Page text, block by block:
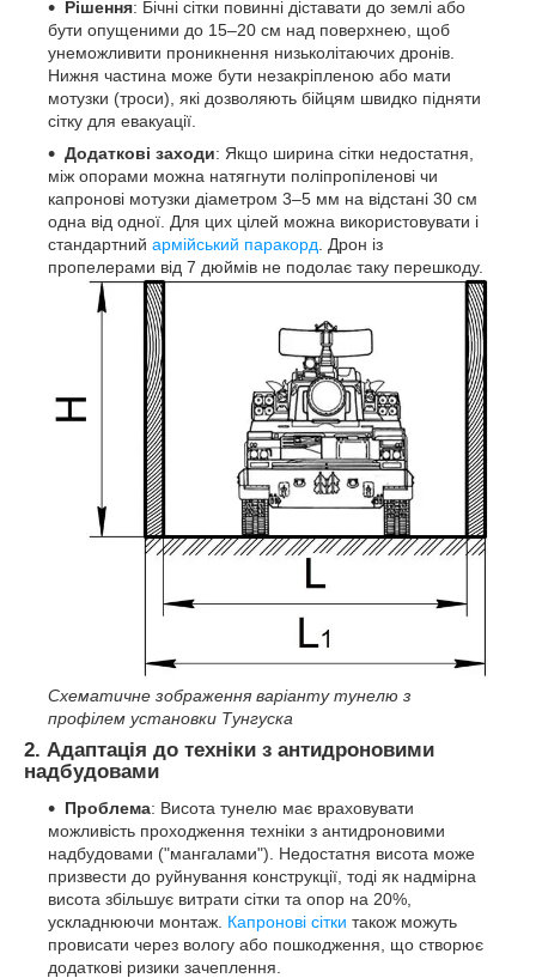
Рішення: Бічні сітки повинні діставати до землі або
бути опущеними до 15–20 см над поверхнею, щоб
унеможливити проникнення низьколітаючих дронів.
Нижня частина може бути незакріпленою або мати
мотузки (троси), які дозволяють бійцям швидко підняти
сітку для евакуації.
Додаткові заходи: Якщо ширина сітки недостатня,
між опорами можна натягнути поліпропіленові чи
капронові мотузки діаметром 3–5 мм на відстані 30 см
одна від одної. Для цих цілей можна використовувати і
стандартний армійський паракорд . Дрон із
пропелерами від 7 дюймів не подолає таку перешкоду.
Схематичне зображення варіанту тунелю з
профілем установки Тунгуска
2. Адаптація до техніки з антидроновими
надбудовами
Проблема: Висота тунелю має враховувати
можливість проходження техніки з антидроновими
надбудовами ("мангалами"). Недостатня висота може
призвести до руйнування конструкції, тоді як надмірна
висота збільшує витрати сітки та опор на 20%,
ускладнюючи монтаж. Капронові сітки також можуть
провисати через вологу або пошкодження, що створює
додаткові ризики зачеплення.